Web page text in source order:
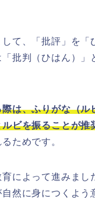
て、「批評」を「
批判（ひはん）」
は、ふりがな（
ビを振ることが推
ためです。
によって進みま
然に身につくよう